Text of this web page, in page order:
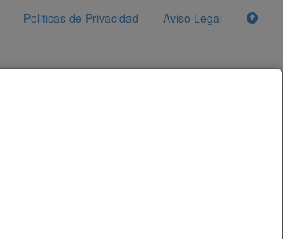
Politicas de Privacidad Aviso Legal